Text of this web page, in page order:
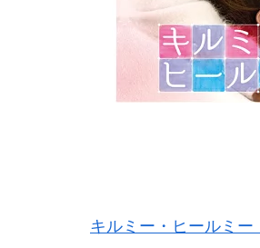
キルミー・ヒールミ